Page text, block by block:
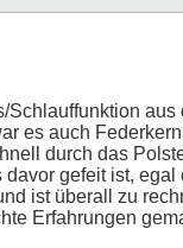
Schlauffunktion aus
es auch
durch das
gefeit ist, egal
ist überall zu
Erfahrungen